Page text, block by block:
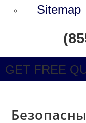
Sitemap
GET FREE